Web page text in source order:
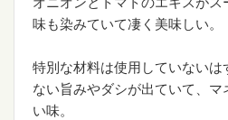
味も染みていて凄く美味しい。
特別な材料は使用していない
ない旨みやダシが出ていて、
い味。